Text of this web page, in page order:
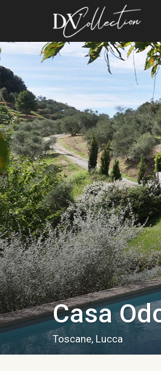
Casa
Toscane, Lucca